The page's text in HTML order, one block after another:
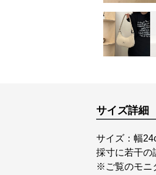
サイズ詳細
サイズ：幅
採寸に若干の
※ご覧のモニ